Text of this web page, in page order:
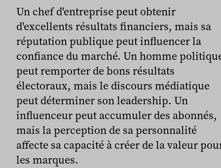
Un chef d'entreprise peut obtenir
d'excellents résultats financiers, mais sa
réputation publique peut influencer la
confiance du marché. Un homme
peut remporter de bons résultats
électoraux, mais le discours médiatique
peut déterminer son leadership. Un
influenceur peut accumuler des abonnés,
mais la perception de sa personnalité
affecte sa capacité à créer de la valeur
les marques.